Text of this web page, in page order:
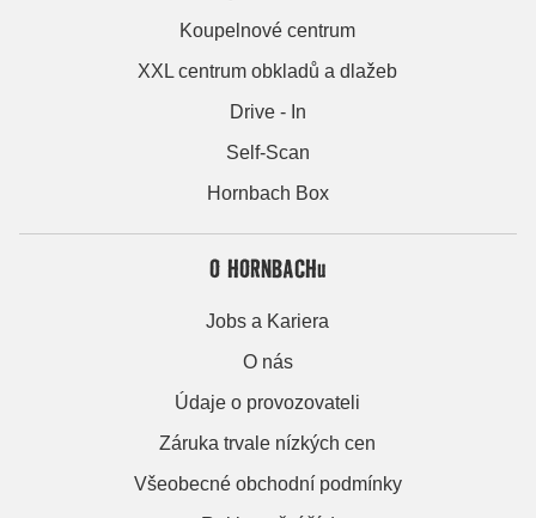
Koupelnové centrum
XXL centrum obkladů a dlažeb
Drive - In
Self-Scan
Hornbach Box
O HORNBACHu
Jobs a Kariera
O nás
Údaje o provozovateli
Záruka trvale nízkých cen
Všeobecné obchodní podmínky